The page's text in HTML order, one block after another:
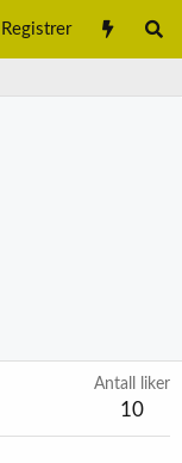
Registrer
Antall liker
10